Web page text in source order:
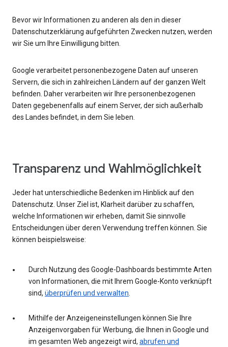
Bevor wir Informationen zu anderen als den in dieser
Datenschutzerklärung aufgeführten Zwecken nutzen, werden
wir Sie um Ihre Einwilligung bitten.
Google verarbeitet personenbezogene Daten auf unseren
Servern, die sich in zahlreichen Ländern auf der ganzen Welt
befinden. Daher verarbeiten wir Ihre personenbezogenen
Daten gegebenenfalls auf einem Server, der sich außerhalb
des Landes befindet, in dem Sie leben.
Transparenz und Wahlmöglichkeit
Jeder hat unterschiedliche Bedenken im Hinblick auf den
Datenschutz. Unser Ziel ist, Klarheit darüber zu schaffen,
welche Informationen wir erheben, damit Sie sinnvolle
Entscheidungen über deren Verwendung treffen können. Sie
können beispielsweise:
Durch Nutzung des Google-Dashboards bestimmte Arten
von Informationen, die mit Ihrem Google-Konto verknüpft
sind, überprüfen und verwalten.
Mithilfe der Anzeigeneinstellungen können Sie Ihre
Anzeigenvorgaben für Werbung, die Ihnen in Google und
im gesamten Web angezeigt wird, abrufen und